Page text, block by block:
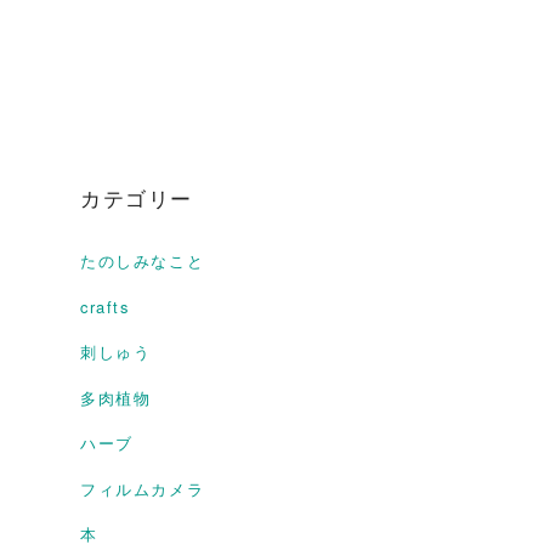
カテゴリー
たのしみなこと
crafts
刺しゅう
多肉植物
ハーブ
フィルムカメラ
本